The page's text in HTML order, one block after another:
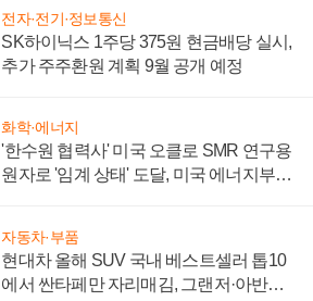
전자·전기·정보통신
SK하이닉스 1주당 375원 현금배당 실시,
추가 주주환원 계획 9월 공개 예정
화학·에너지
'한수원 협력사' 미국 오클로 SMR 연구용
원자로 '임계 상태' 도달, 미국 에너지부
자동차·부품
현대차 올해 SUV 국내 베스트셀러 톱10
에서 싼타페만 자리매김, 그랜저·아반떼